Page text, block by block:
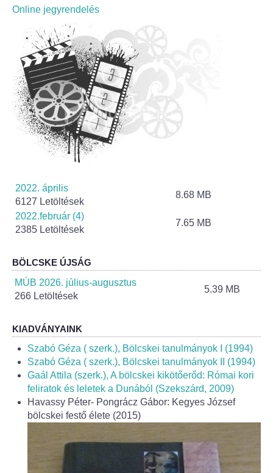
Rendeletek
Polgármesteri normatív határozatok
Önkormányzati támogatások
Szabályzatok
Pályázatok
Szerződések
Helyi Esélyegyenlőség Program
Alapítványok
Helyi Építési Szabályzat
INTÉZMÉNYEK
Bölcskei Mesevár Óvoda és Bölcsőde
Óvodakert
Egészségügy
Online jegyrendelés
2022. április
6127 Letöltések
8.68 MB
2022.február (4)
2385 Letöltések
7.65 MB
BÖLCSKE ÚJSÁG
MÚB 2026. július-augusztus
266 Letöltések
5.39 MB
KIADVÁNYAINK
Szabó Géza ( szerk.), Bölcskei tanulmányok I (1994)
Szabó Géza ( szerk.), Bölcskei tanulmányok II (1994)
Gaál Attila (szerk.), A bölcskei kikötőerőd: Római kori
feliratok és leletek a Dunából (Szekszárd, 2009)
Havassy Péter- Pongrácz Gábor: Kegyes József
bölcskei festő élete (2015)